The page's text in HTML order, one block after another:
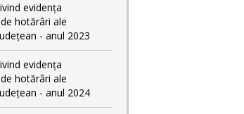
evidența
hotărâri ale
- anul 2023
evidența
hotărâri ale
- anul 2024